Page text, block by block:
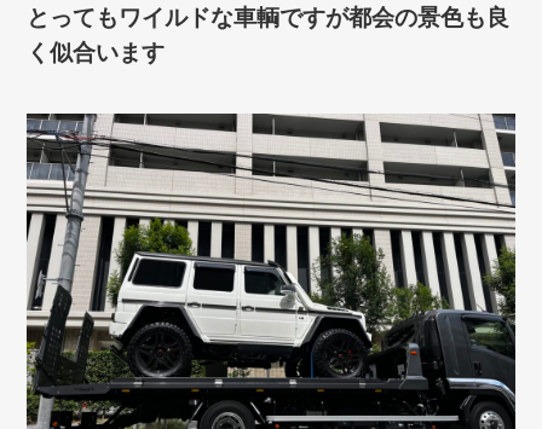
とってもワイルドな車輌ですが都会の景色も良
く似合います